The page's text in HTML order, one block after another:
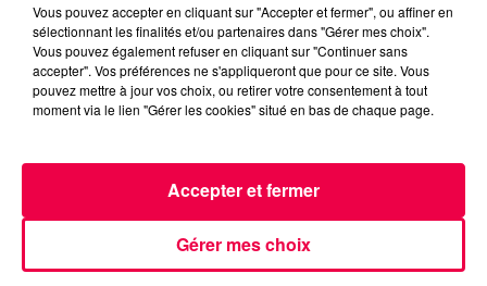
ACCUEIL INFOS
EMISSIONS
AGENDA
JEUX
PODCASTS
Vous pouvez accepter en cliquant sur "Accepter et fermer", ou affiner en
sélectionnant les finalités et/ou partenaires dans "Gérer mes choix".
Vous pouvez également refuser en cliquant sur "Continuer sans
accepter". Vos préférences ne s'appliqueront que pour ce site. Vous
pouvez mettre à jour vos choix, ou retirer votre consentement à tout
moment via le lien "Gérer les cookies" situé en bas de chaque page.
Gérer mes choix
Accepter et fermer